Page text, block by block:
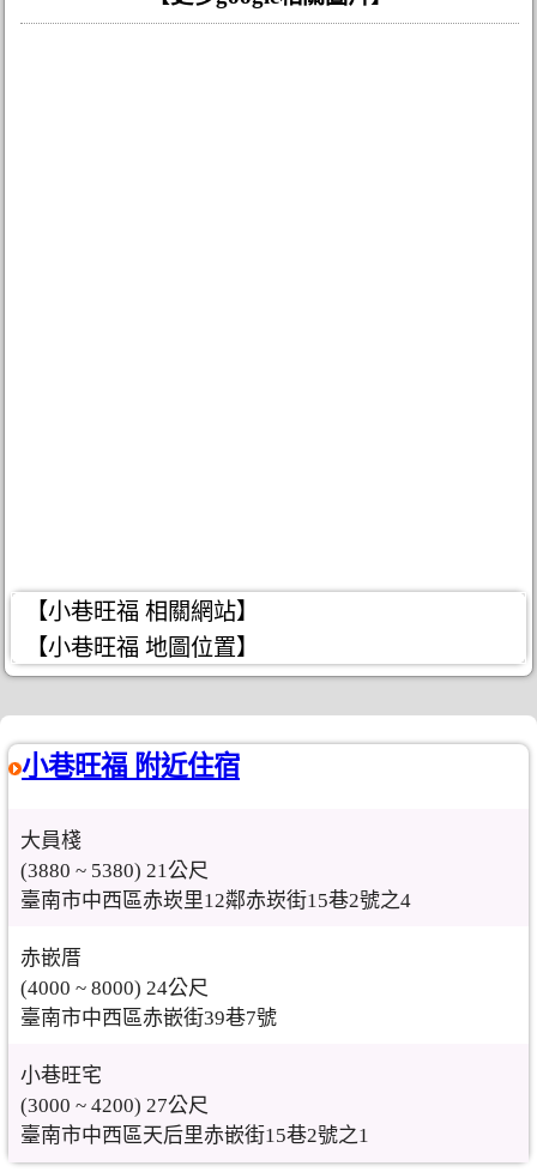
【小巷旺福 相關網站】
【小巷旺福 地圖位置】
小巷旺福 附近住宿
大員棧
(3880 ~ 5380) 21公尺
臺南市中西區赤崁里12鄰赤崁街15巷2號之4
赤嵌厝
(4000 ~ 8000) 24公尺
臺南市中西區赤嵌街39巷7號
小巷旺宅
(3000 ~ 4200) 27公尺
臺南市中西區天后里赤嵌街15巷2號之1